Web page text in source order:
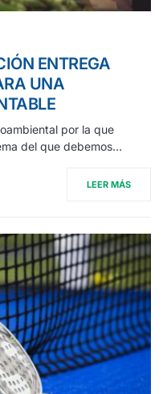
ENTREGA
UNA
por la que
del que debemos…
LEER MÁS